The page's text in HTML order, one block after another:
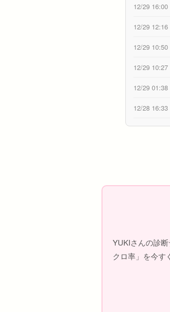
12/29 16:00
12/29 12:16
12/29 10:50
12/29 10:27
12/29 01:38
12/28 16:33
YUKIさんの診
クロ率」を今す